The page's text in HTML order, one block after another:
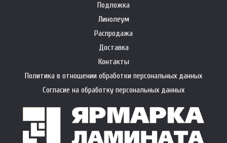
Подложка
Линолеум
Распродажа
Доставка
Контакты
Политика в отношении обработки персональных данных
Согласие на обработку персональных данных